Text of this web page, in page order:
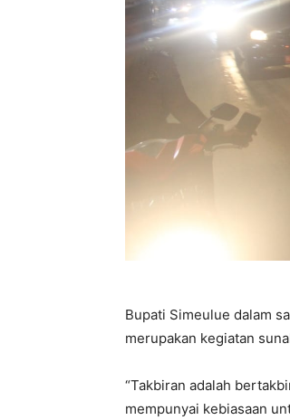
Bupati Simeulue dalam
merupakan kegiatan
“Takbiran adalah
mempunyai kebiasaan